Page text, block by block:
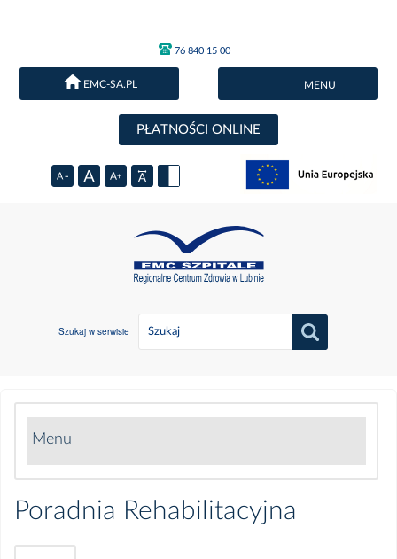
76 840 15 00
EMC-SA.PL MENU
PŁATNOŚCI ONLINE
Szukaj w serwisie
Menu
Poradnia Rehabilitacyjna